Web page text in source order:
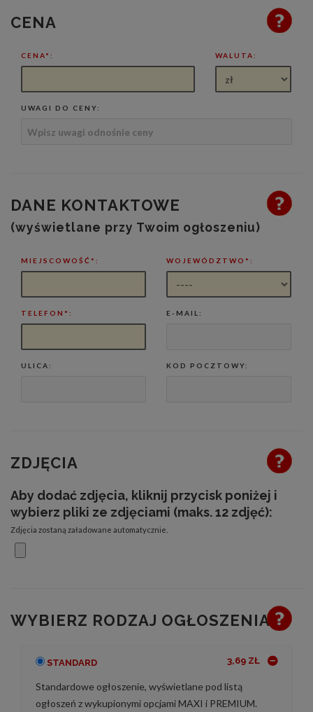
CENA
CENA*: WALUTA:
UWAGI DO CENY:
DANE KONTAKTOWE
(wyświetlane przy Twoim ogłoszeniu)
MIEJSCOWOŚĆ*: WOJEWÓDZTWO*:
TELEFON*: E-MAIL:
ULICA: KOD POCZTOWY:
ZDJĘCIA
Aby dodać zdjęcia, kliknij przycisk poniżej i
wybierz pliki ze zdjęciami (maks. 12 zdjęć):
Zdjęcia zostaną załadowane automatycznie.
WYBIERZ RODZAJ OGŁOSZENIA
STANDARD 3,69 ZŁ
Standardowe ogłoszenie, wyświetlane pod listą
ogłoszeń z wykupionymi opcjami MAXI i PREMIUM.